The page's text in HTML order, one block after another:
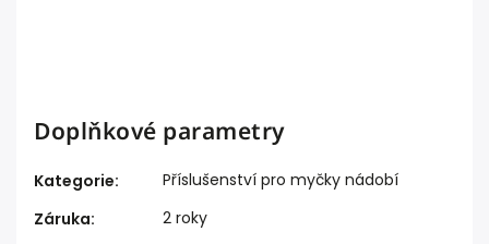
Doplňkové parametry
Kategorie:
Příslušenství pro myčky nádobí
Záruka:
2 roky